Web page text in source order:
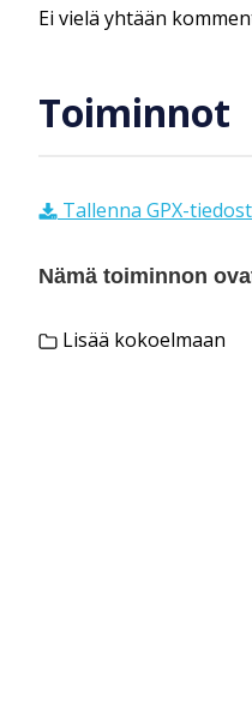
Ei vielä yhtään
Toiminnot
Tallenna GPX-
Nämä toiminnon
Lisää kokoelmaan